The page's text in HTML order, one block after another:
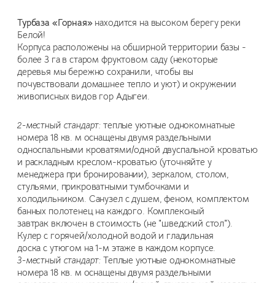
Турбаза «Горная»находится на высоком берегу реки
Белой!
Корпуса расположены на обширной территории базы -
более 3 га в старом фруктовом саду (некоторые
деревья мы бережно сохранили, чтобы вы
почувствовали домашнее тепло и уют) и окружении
живописных видов гор Адыгеи.
2-местный стандарт: теплые уютные однокомнатные
номера 18 кв. м оснащены двумя раздельными
односпальными кроватями/одной двуспальной кроватью
и раскладным креслом-кроватью (уточняйте у
менеджера при бронировании), зеркалом, столом,
стульями, прикроватными тумбочками и
холодильником. Санузел с душем, феном, комплектом
банных полотенец на каждого. Комплексный
завтрак включен в стоимость (не "шведский стол").
Кулер с горячей/холодной водой и гладильная
доска с утюгом на 1-м этаже в каждом корпусе.
3-местный стандарт:Теплые уютные однокомнатные
номера 18 кв. м оснащены двумя раздельными